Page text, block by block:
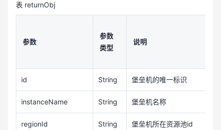
表 returnObj
参数
参数
类型
说明
id String 堡垒机的唯一标识
instanceName String 堡垒机名称
regionId String 堡垒机所在资源池id